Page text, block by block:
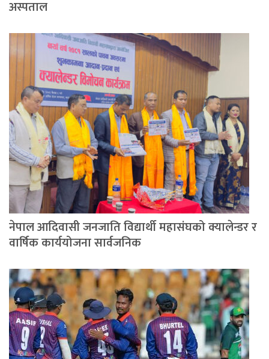
अस्पताल
नेपाल आदिवासी जनजाति विद्यार्थी महासंघको क्यालेन्डर र
वार्षिक कार्ययोजना सार्वजनिक